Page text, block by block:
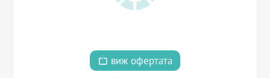
виж офертата